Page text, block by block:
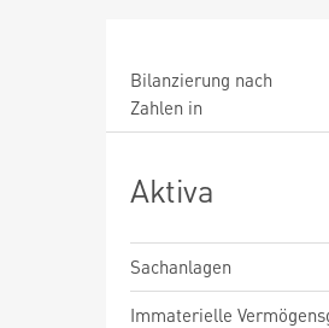
Bilanzierung nach
Zahlen in
Aktiva
Sachanlagen
Immaterielle